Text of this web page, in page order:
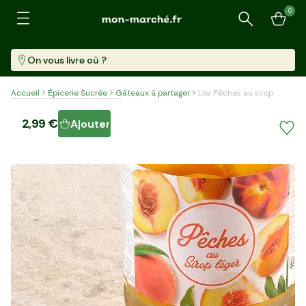
Recherche
0
On vous livre où ?
Accueil Épicerie Sucrée Gâteaux à partager Les Pêches au sirop
Les Pêches au sirop
2,99 € Ajouter